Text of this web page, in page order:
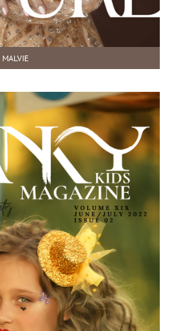
MALVIE